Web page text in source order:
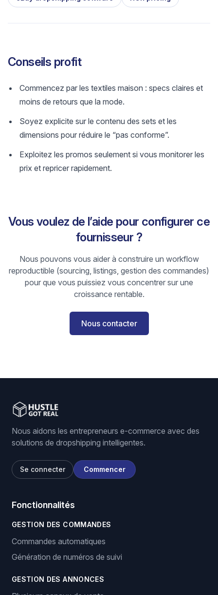
Conseils profit
Commencez par les textiles maison : specs claires et
moins de retours que la mode.
Soyez explicite sur le contenu des sets et les
dimensions pour réduire le “pas conforme”.
Exploitez les promos seulement si vous monitorer les
prix et repricer rapidement.
Vous voulez de l’aide pour configurer ce
fournisseur ?
Nous pouvons vous aider à construire un workflow
reproductible (sourcing, listings, gestion des commandes)
pour que vous puissiez vous concentrer sur une
croissance rentable.
Nous contacter
Nous aidons les entrepreneurs e-commerce avec des
solutions de dropshipping intelligentes.
Se connecter Commencer
Fonctionnalités
GESTION DES COMMANDES
Commandes automatiques
Génération de numéros de suivi
GESTION DES ANNONCES